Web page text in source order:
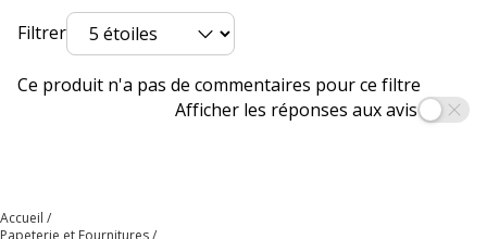
Filtrer
Ce produit n'a pas de commentaires pour ce filtre
Afficher les réponses aux avis
Accueil
Papeterie et Fournitures